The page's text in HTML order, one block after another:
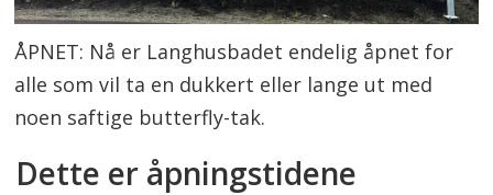
ÅPNET: Nå er Langhusbadet endelig åpnet for
alle som vil ta en dukkert eller lange ut med
noen saftige butterfly-tak.
Dette er åpningstidene